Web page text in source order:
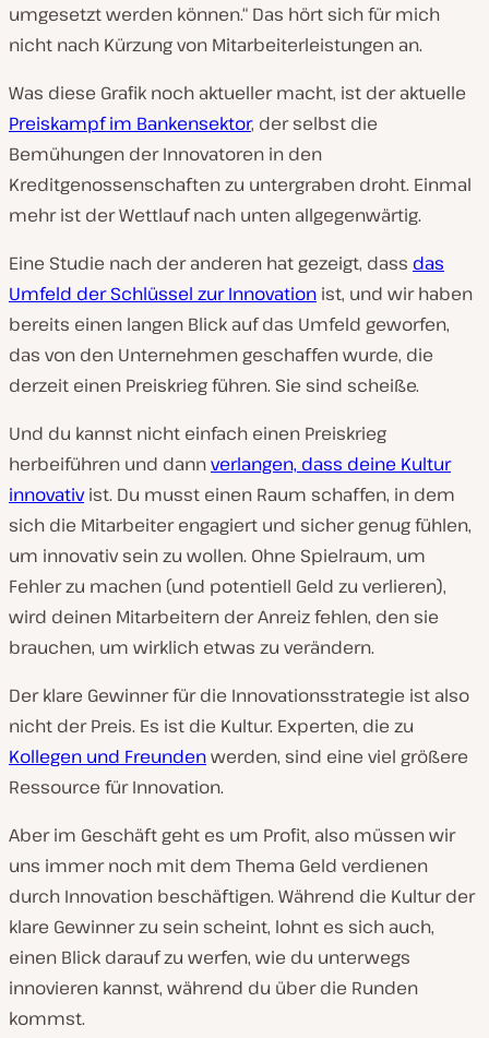
umgesetzt werden können.“ Das hört sich für mich
nicht nach Kürzung von Mitarbeiterleistungen an.
Was diese Grafik noch aktueller macht, ist der aktuelle
Preiskampf im Bankensektor, der selbst die
Bemühungen der Innovatoren in den
Kreditgenossenschaften zu untergraben droht. Einmal
mehr ist der Wettlauf nach unten allgegenwärtig.
Eine Studie nach der anderen hat gezeigt, dass das
Umfeld der Schlüssel zur Innovation ist, und wir haben
bereits einen langen Blick auf das Umfeld geworfen,
das von den Unternehmen geschaffen wurde, die
derzeit einen Preiskrieg führen. Sie sind scheiße.
Und du kannst nicht einfach einen Preiskrieg
herbeiführen und dannverlangen, dass deine Kultur
innovativist. Du musst einen Raum schaffen, in dem
sich die Mitarbeiter engagiert und sicher genug fühlen,
um innovativ sein zu wollen. Ohne Spielraum, um
Fehler zu machen (und potentiell Geld zu verlieren),
wird deinen Mitarbeitern der Anreiz fehlen, den sie
brauchen, um wirklich etwas zu verändern.
Der klare Gewinner für die Innovationsstrategie ist also
nicht der Preis. Es ist die Kultur. Experten, die zu
Kollegen und Freundenwerden, sind eine viel größere
Ressource für Innovation.
Aber im Geschäft geht es um Profit, also müssen wir
uns immer noch mit dem Thema Geld verdienen
durch Innovation beschäftigen. Während die Kultur der
klare Gewinner zu sein scheint, lohnt es sich auch,
einen Blick darauf zu werfen, wie du unterwegs
innovieren kannst, während du über die Runden
kommst.